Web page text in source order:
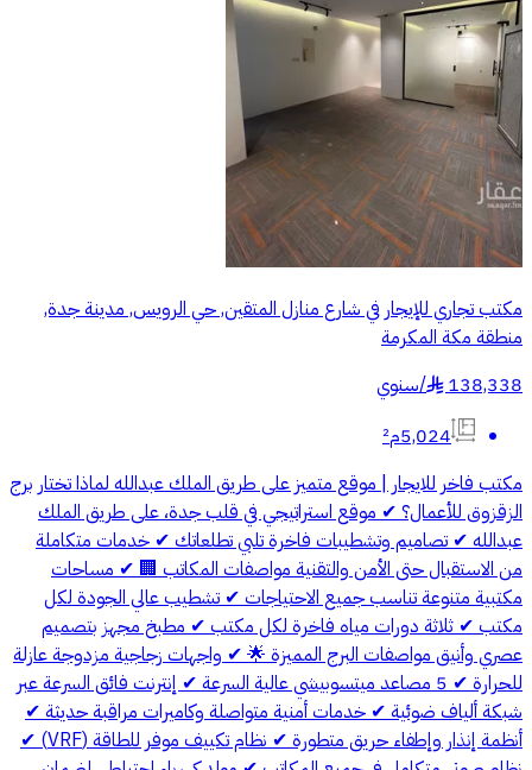
مكتب تجاري للإيجار في شارع منازل المتقين, حي الرويس, مدينة جدة,
منطقة مكة المكرمة
138,338
§
/سنوي
5,024م²
مكتب فاخر للايجار | موقع متميز على طريق الملك عبدالله لماذا تختار برج
الزقزوق للأعمال؟ ✔ موقع استراتيجي في قلب جدة، على طريق الملك
عبدالله ✔ تصاميم وتشطيبات فاخرة تلبي تطلعاتك ✔ خدمات متكاملة
من الاستقبال حتى الأمن والتقنية مواصفات المكاتب 🏢 ✔ مساحات
مكتبية متنوعة تناسب جميع الاحتياجات ✔ تشطيب عالي الجودة لكل
مكتب ✔ ثلاثة دورات مياه فاخرة لكل مكتب ✔ مطبخ مجهز بتصميم
عصري وأنيق مواصفات البرج المميزة 🌟 ✔ واجهات زجاجية مزدوجة عازلة
للحرارة ✔ 5 مصاعد ميتسوبيشي عالية السرعة ✔ إنترنت فائق السرعة عبر
شبكة ألياف ضوئية ✔ خدمات أمنية متواصلة وكاميرات مراقبة حديثة ✔
أنظمة إنذار وإطفاء حريق متطورة ✔ نظام تكييف موفر للطاقة (VRF) ✔